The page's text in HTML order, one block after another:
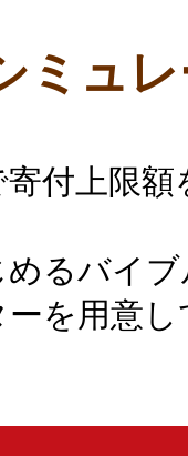
ミュ
付上限
るバイ
を用意